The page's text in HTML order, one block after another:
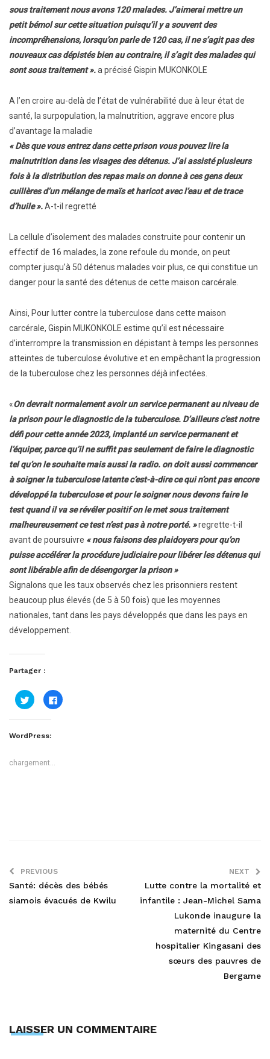
sous traitement nous avons 120 malades. J’aimerai mettre un
petit bémol sur cette situation puisqu’il y a souvent des
incompréhensions, lorsqu’on parle de 120 cas, il ne s’agit pas des
nouveaux cas dépistés bien au contraire, il s’agit des malades qui
sont sous traitement ».a précisé Gispin MUKONKOLE
A l’en croire au-delà de l’état de vulnérabilité due à leur état de
santé, la surpopulation, la malnutrition, aggrave encore plus
d’avantage la maladie
« Dès que vous entrez dans cette prison vous pouvez lire la
malnutrition dans les visages des détenus. J’ai assisté plusieurs
fois à la distribution des repas mais on donne à ces gens deux
cuillères d’un mélange de maïs et haricot avec l’eau et de trace
d’huile ».A-t-il regretté
La cellule d’isolement des malades construite pour contenir un
effectif de 16 malades, la zone refoule du monde, on peut
compter jusqu’à 50 détenus malades voir plus, ce qui constitue un
danger pour la santé des détenus de cette maison carcérale.
Ainsi, Pour lutter contre la tuberculose dans cette maison
carcérale, Gispin MUKONKOLE estime qu’il est nécessaire
d’interrompre la transmission en dépistant à temps les personnes
atteintes de tuberculose évolutive et en empêchant la progression
de la tuberculose chez les personnes déjà infectées.
«On devrait normalement avoir un service permanent au niveau de
la prison pour le diagnostic de la tuberculose. D’ailleurs c’est notre
défi pour cette année 2023, implanté un service permanent et
l’équiper, parce qu’il ne suffit pas seulement de faire le diagnostic
tel qu’on le souhaite mais aussi la radio. on doit aussi commencer
à soigner la tuberculose latente c’est-à-dire ce qui n’ont pas encore
développé la tuberculose et pour le soigner nous devons faire le
test quand il va se révéler positif on le met sous traitement
malheureusement ce test n’est pas à notre porté. »regrette-t-il
avant de poursuivre « nous faisons des plaidoyers pour qu’on
puisse accélérer la procédure judiciaire pour libérer les détenus qui
sont libérable afin de désengorger la prison »
Signalons que les taux observés chez les prisonniers restent
beaucoup plus élevés (de 5 à 50 fois) que les moyennes
nationales, tant dans les pays développés que dans les pays en
développement.
Partager :
Cliquez
pour
partager
sur
dans
une
Cliquez
pour
WordPress:
chargement…
PREVIOUS
Santé: décès des bébés
siamois évacués de Kwilu
NEXT
Lutte contre la mortalité et
infantile : Jean-Michel Sama
Lukonde inaugure la
maternité du Centre
hospitalier Kingasani des
sœurs des pauvres de
Bergame
LAISSER UN COMMENTAIRE